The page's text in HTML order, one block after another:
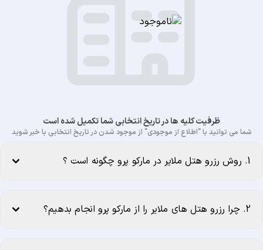
ظرفیت کلیه ها در تاریخ انتخابی شما تکمیل شده است
شما می توانید با "اطلاع از موجودی" از موجود شدن در تاریخ انتخابی با خبر شوید
1. روش رزرو هتل ملایر در مارکو پرو چگونه است ؟
2. چرا رزرو هتل های ملایر را از مارکو پرو انجام بدهیم؟